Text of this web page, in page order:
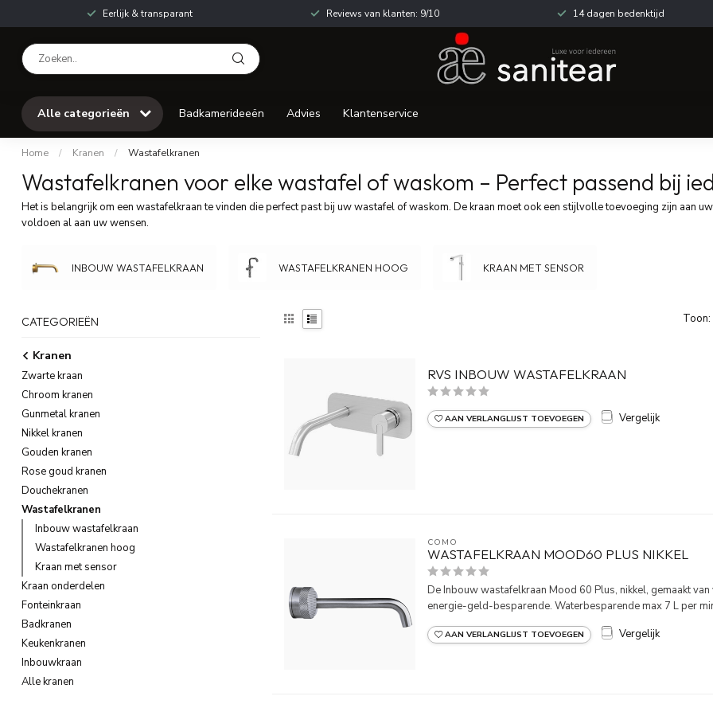
Eerlijk & transparant Reviews van klanten: 9/10 14 dagen bedenktijd
Alle categorieën Badkamerideeën Advies Klantenservice
Home / Kranen / Wastafelkranen
Wastafelkranen voor elke wastafel of waskom – Perfect passend bij
Het is belangrijk om een wastafelkraan te vinden die perfect past bij uw wastafel of waskom. De kraan moet ook een stijlvolle toevoeging zijn aan
voldoen al aan uw wensen.
INBOUW WASTAFELKRAAN WASTAFELKRANEN HOOG KRAAN MET SENSOR
CATEGORIEËN
Kranen
Zwarte kraan
Chroom kranen
Gunmetal kranen
Nikkel kranen
Gouden kranen
Rose goud kranen
Douchekranen
Wastafelkranen
Inbouw wastafelkraan
Wastafelkranen hoog
Kraan met sensor
Kraan onderdelen
Fonteinkraan
Badkranen
Keukenkranen
Inbouwkraan
Alle kranen
Toon:
RVS INBOUW WASTAFELKRAAN
AAN VERLANGLIJST TOEVOEGEN Vergelijk
COMO
WASTAFELKRAAN MOOD60 PLUS NIKKEL
De Inbouw wastafelkraan Mood 60 Plus, nikkel, gemaakt
energie-geld-besparende. Waterbesparende max 7 L per
AAN VERLANGLIJST TOEVOEGEN Vergelijk